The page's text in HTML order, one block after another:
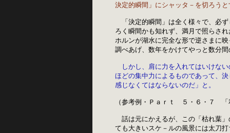
決定的瞬間」にシャッタ－を切ろうと
「決定的瞬間」は全く様々で、必
ろく瞬間かも知れず、満月で照らさ
ホルンが湖水に完全な形で逆さまに
調べあげ、数年をかけてやっと数分
しかし、肩に力を入れてはいけな
ほどの集中力によるものであって、
感じなくてはならないのだ」と。
（参考例・Ｐａｒｔ　５・６・７　
話は元にかえるが、この「枯れ葉
ても大きいスケ－ルの風景には太刀